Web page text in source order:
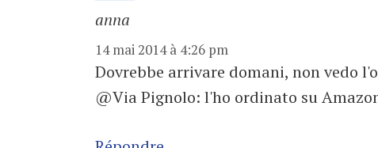
anna
14 mai 2014 à 4:26 pm
Dovrebbe arrivare domani, non vedo
@Via Pignolo: l'ho ordinato su